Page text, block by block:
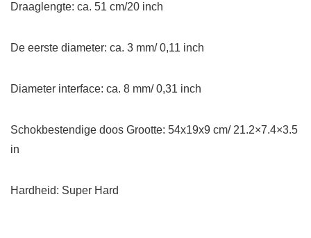
Draaglengte: ca. 51 cm/20 inch
De eerste diameter: ca. 3 mm/ 0,11 inch
Diameter interface: ca. 8 mm/ 0,31 inch
Schokbestendige doos Grootte: 54x19x9 cm/ 21.2×7.4×3.5
in
Hardheid: Super Hard